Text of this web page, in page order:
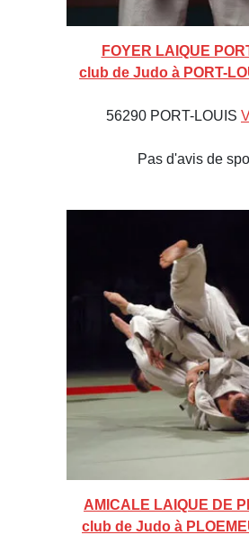
FOYER LAIQUE
club de Judo à PORT-
56290 PORT-LOUIS
Pas d'avis de
AMICALE LAIQUE DE
club de Judo à